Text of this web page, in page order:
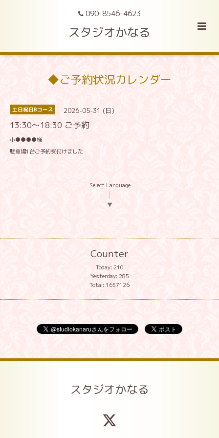
090-8546-4623
スタジオかなる
◆ご予約状況カレンダー
土日祝日Bコース 2026-05-31 (日)
13:30〜18:30 ご予約
小●●●●様
駐車場1台ご予約受付けました
Select Language
▼
Counter
Today: 210
Yesterday: 285
Total: 1657126
スタジオかなる